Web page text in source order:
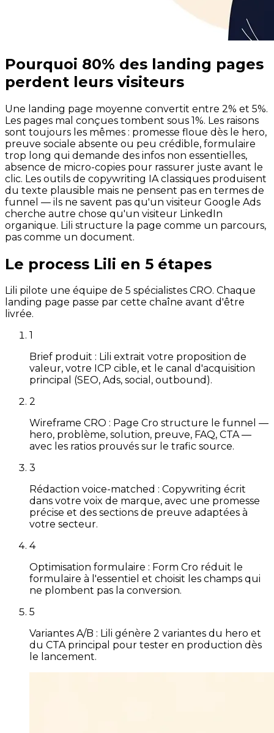
Pourquoi 80% des landing pages
perdent leurs visiteurs
Une landing page moyenne convertit entre 2% et 5%.
Les pages mal conçues tombent sous 1%. Les raisons
sont toujours les mêmes : promesse floue dès le hero,
preuve sociale absente ou peu crédible, formulaire
trop long qui demande des infos non essentielles,
absence de micro-copies pour rassurer juste avant le
clic. Les outils de copywriting IA classiques produisent
du texte plausible mais ne pensent pas en termes de
funnel — ils ne savent pas qu'un visiteur Google Ads
cherche autre chose qu'un visiteur LinkedIn
organique. Lili structure la page comme un parcours,
pas comme un document.
Le process Lili en 5 étapes
Lili pilote une équipe de 5 spécialistes CRO. Chaque
landing page passe par cette chaîne avant d'être
livrée.
1
Brief produit : Lili extrait votre proposition de
valeur, votre ICP cible, et le canal d'acquisition
principal (SEO, Ads, social, outbound).
2
Wireframe CRO : Page Cro structure le funnel —
hero, problème, solution, preuve, FAQ, CTA —
avec les ratios prouvés sur le trafic source.
3
Rédaction voice-matched : Copywriting écrit
dans votre voix de marque, avec une promesse
précise et des sections de preuve adaptées à
votre secteur.
4
Optimisation formulaire : Form Cro réduit le
formulaire à l'essentiel et choisit les champs qui
ne plombent pas la conversion.
5
Variantes A/B : Lili génère 2 variantes du hero et
du CTA principal pour tester en production dès
le lancement.